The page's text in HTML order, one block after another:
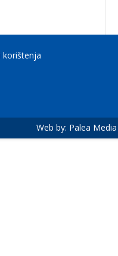
korištenja
Web by: Palea Media